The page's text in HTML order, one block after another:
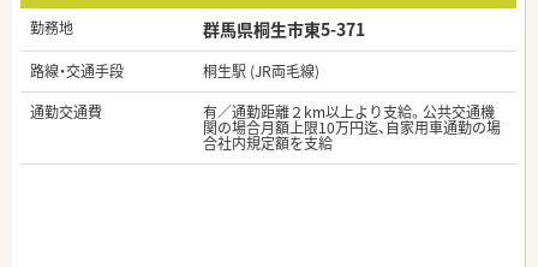
勤務地 群馬県桐生市東5-371
路線・交通手段
桐生駅 (JR両毛線)
通勤交通費
有／通勤距離２km以上より支給。公共交通機
関の場合月額上限10万円迄、自家用車通勤の場
合社内規定額を支給